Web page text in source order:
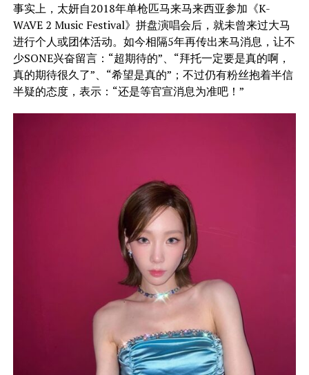
事实上，太妍自2018年单枪匹马来马来西亚参加《K-
WAVE 2 Music Festival》拼盘演唱会后，就未曾来过大马
进行个人或团体活动。如今相隔5年再传出来马消息，让不
少SONE兴奋留言：“超期待的”、“拜托一定要是真的啊，
真的期待很久了”、“希望是真的”；不过仍有粉丝抱着半信
半疑的态度，表示：“还是等官宣消息为准吧！”